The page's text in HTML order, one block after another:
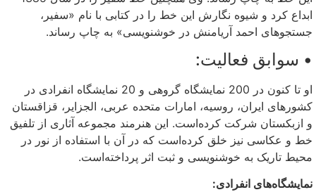
ابداع کرد و شیوه نگارش این خط را در کتابی با نام «سفیر،
جستجوهای احمد آریامنش در خوشنویسی» به چاپ رساند.
• سوابق فعالیت:
او تا کنون در 200 نمایشگاه گروهی و 20 نمایشگاه انفرادی در
کشورهای ایران، روسیه، امارات متحده عربی، الجزایر، قزاقستان
و ازبکستان شرکت کرده‌است‎. این هنرمند مجموعه آثاری از تلفیق
خط و عکاسی نیز خلق کرده‌است که در آن با استفاده از نور در
محیط تاریک به خوشنویسی و ثبت اثر پرداخته‌است.
نمایشگاه‌های انفرادی: